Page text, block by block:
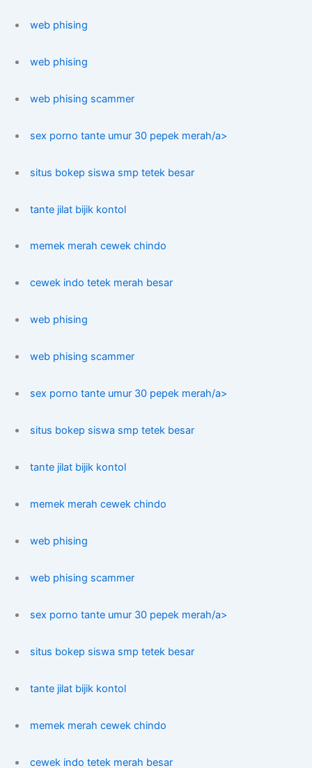
web phising
web phising
web phising scammer
sex porno tante umur 30 pepek merah/a>
situs bokep siswa smp tetek besar
tante jilat bijik kontol
memek merah cewek chindo
cewek indo tetek merah besar
web phising
web phising scammer
sex porno tante umur 30 pepek merah/a>
situs bokep siswa smp tetek besar
tante jilat bijik kontol
memek merah cewek chindo
web phising
web phising scammer
sex porno tante umur 30 pepek merah/a>
situs bokep siswa smp tetek besar
tante jilat bijik kontol
memek merah cewek chindo
cewek indo tetek merah besar